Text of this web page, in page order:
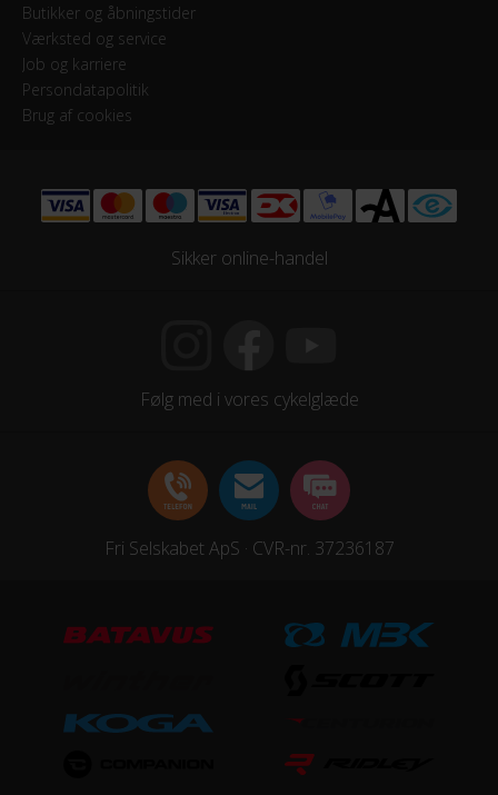
60 km - 80 km
Walk assist
Nej
Bagskifter
SRAM NX - 11 Speed
SRAM FSA CK-745
Samlet antal gear
Skiftegreb
Butikker og åbningstider
Værksted og service
Job og karriere
Persondatapolitik
Brug af cookies
Sikker online-handel
Følg med i vores cykelglæde
Fri Selskabet ApS · CVR-nr. 37236187